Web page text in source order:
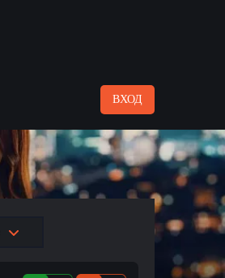
ВХОД